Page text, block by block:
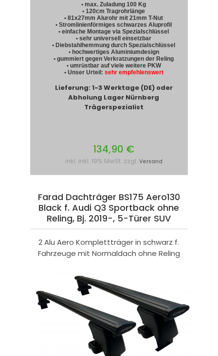
• max. Zuladung 100 Kg
• 120cm Tragrohrlänge
• 81x27mm Alurohr mit 21mm T-Nut
• Stromlinienförmiges schwarzes Aluprofil
• einfache Montage via Spezialschlüssel
• sehr universell einsetzbar
• Diebstahlhemmung durch Spezialschlüssel
• hochwertiges Aluminiumdesign
• gummiert gegen Verkratzungen der Reling
• umrüstbar auf viele weitere PKW
• Unser Urteil: sehr empfehlenswert
Lieferung: 1-3 Werktage (DE) oder
Abholung Lager Nürnberg
Trägerspezialist
134,90 €
inkl. inkl. 19% MwSt. zzgl. Versand
Farad Dachträger BS175 Aero130
Black f. Audi Q3 Sportback ohne
Reling, Bj. 2019-, 5-Türer SUV
2 Alu Aero Komplettträger in schwarz f.
Fahrzeuge mit Normaldach ohne Reling